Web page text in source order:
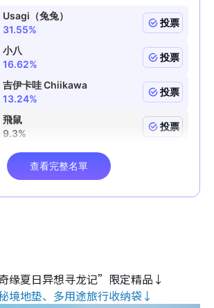
缘夏日异想寻龙记”限定精品↓
境地垫、多用途旅行收纳袋↓